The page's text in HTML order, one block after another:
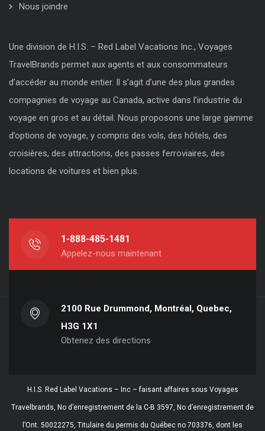
Nous joindre
Une division de H.I.S. – Red Label Vacations Inc., Voyages
TravelBrands permet aux agents et aux consommateurs
d’accéder au monde entier. Il s’agit d’une des plus grandes
compagnies de voyage au Canada, active dans l’industrie du
voyage en gros et au détail. Nous proposons une large gamme
d’options de voyage, y compris des vols, des hôtels, des
croisières, des attractions, des passes ferroviaires, des
locations de voitures et bien plus.
1-888-485-1481
Appelez-nous maintenant
2100 Rue Drummond, Montréal, Quebec,
H3G 1X1
Obtenez des directions
H.I.S. Red Label Vacations – Inc – faisant affaires sous Voyages
Travelbrands, No d’enregistrement de la C-B 3597, No d’enregistrement de
l’Ont. 50022275, Titulaire du permis du Québec no 703376, dont les